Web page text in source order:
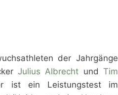
der Jahrgänge
Julius Albrecht undTim
ist ein Leistungstest im